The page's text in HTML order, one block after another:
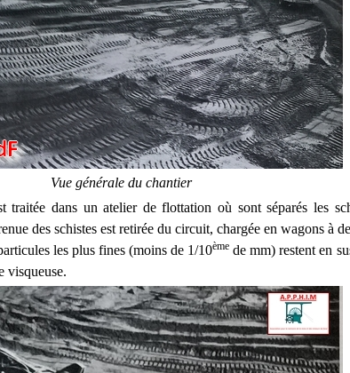
Vue générale du chantier
traitée dans un atelier de flottation où sont séparés les
des schistes est retirée du circuit, chargée en wagons à
les plus fines (moins de 1/10ème de mm) restent en
visqueuse.